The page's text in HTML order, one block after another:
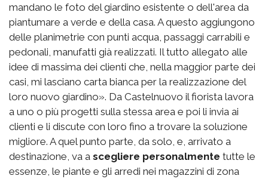
mandano le foto del giardino esistente o dell'area da
piantumare a verde e della casa. A questo aggiungono
delle planimetrie con punti acqua, passaggi carrabili e
pedonali, manufatti già realizzati. Il tutto allegato alle
idee di massima dei clienti che, nella maggior parte dei
casi, mi lasciano carta bianca per la realizzazione del
loro nuovo giardino». Da Castelnuovo il fiorista lavora
a uno o più progetti sulla stessa area e poi li invia ai
clienti e li discute con loro fino a trovare la soluzione
migliore. A quel punto parte, da solo, e, arrivato a
destinazione, va a scegliere personalmente tutte le
essenze, le piante e gli arredi nei magazzini di zona